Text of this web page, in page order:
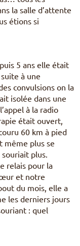
la salle d’attente
étions si
5 ans elle était
à une
convulsions on la
isolée dans une
à la radio
était ouvert,
60 km à pied
même plus se
plus.
relais pour la
et notre
du mois, elle a
les derniers jours
: quel